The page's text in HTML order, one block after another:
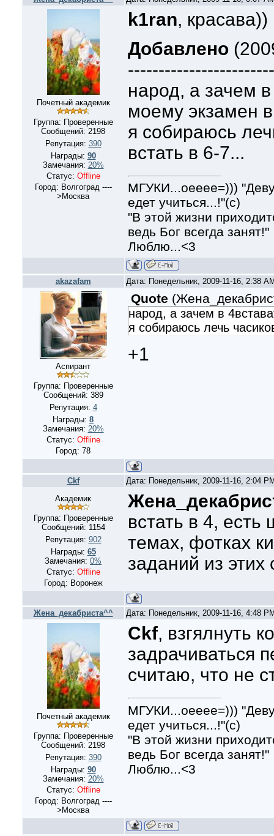
Почетный академик
Группа: Проверенные
Сообщений: 2198
Репутация: 390
Награды: 90
Замечания: 20%
Статус: Offline
Город: Волгоград ----
>Москва
k1ran, красава))
Добавлено
народ, а зачем
моему экзамен
я собираюсь
встать в 6-7...
МГУКИ...оееее=)))
едет учиться...!"(с)
"В этой жизни
ведь Бог всегда занят!"
Люблю...<3
akazafam Дата: Понедельник, 2009-11-16, 2:38
Аспирант
Группа: Проверенные
Сообщений: 389
Репутация: 4
Награды: 8
Замечания: 20%
Статус: Offline
Город: 78
Quote (
народ, а зачем в
я собираюсь лечь
+1
Ckf
Дата: Понедельник, 2009-11-16, 2:04
Академик
Группа: Проверенные
Сообщений: 1154
Репутация: 902
Награды: 65
Замечания: 0%
Статус: Offline
Город: Воронеж
встать в 4, есть
темах, фотках
заданий из
Жена_декабриста^^ Дата: Понедельник, 2009-11-16, 4:48
Почетный академик
Группа: Проверенные
Сообщений: 2198
Репутация: 390
Награды: 90
Замечания: 20%
Статус: Offline
Город: Волгоград ----
>Москва
Ckf, взгялнуть
задрачиваться
считаю, что не
МГУКИ...оееее=)))
едет учиться...!"(с)
"В этой жизни
ведь Бог всегда занят!"
Люблю...<3